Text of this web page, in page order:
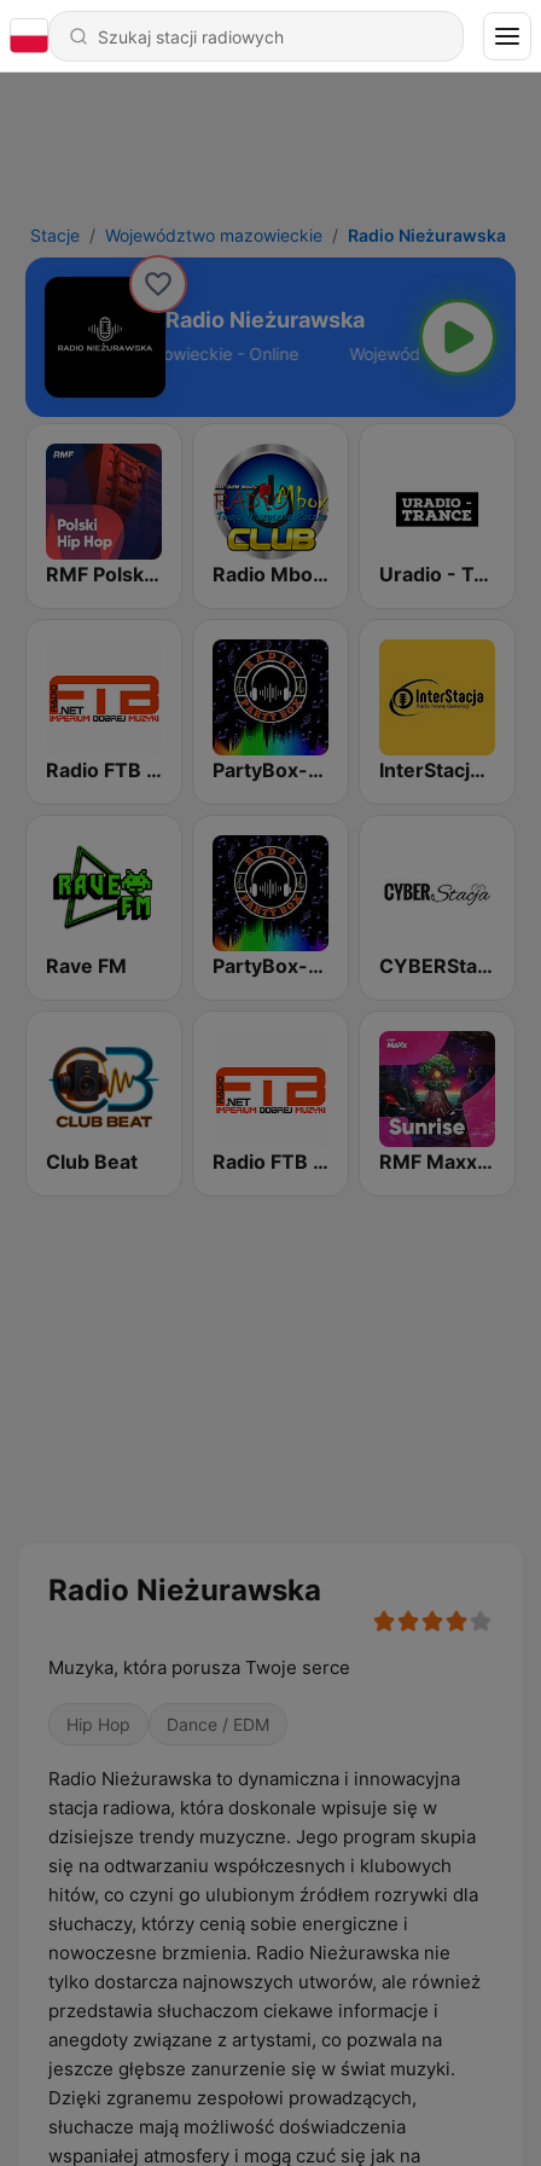
Stacje Województwo mazowieckie Radio Nieżurawska
Radio Nieżurawska
Województwo mazowieckie - Online
RMF Polski Hip Hop Radio Mbox - Club Uradio - Trance
Radio FTB Rap Music PartyBox-Kanał Klubowy InterStacja - Club
Rave FM PartyBox-Hard Techno-EDM CYBERStacja
Club Beat Radio FTB Club RMF Maxx Sunrise Festival
Radio Nieżurawska
Muzyka, która porusza Twoje serce
Hip Hop Dance / EDM
Radio Nieżurawska to dynamiczna i innowacyjna
stacja radiowa, która doskonale wpisuje się w
dzisiejsze trendy muzyczne. Jego program skupia
się na odtwarzaniu współczesnych i klubowych
hitów, co czyni go ulubionym źródłem rozrywki dla
słuchaczy, którzy cenią sobie energiczne i
nowoczesne brzmienia. Radio Nieżurawska nie
tylko dostarcza najnowszych utworów, ale również
przedstawia słuchaczom ciekawe informacje i
anegdoty związane z artystami, co pozwala na
jeszcze głębsze zanurzenie się w świat muzyki.
Dzięki zgranemu zespołowi prowadzących,
słuchacze mają możliwość doświadczenia
wspaniałej atmosfery i mogą czuć się jak na